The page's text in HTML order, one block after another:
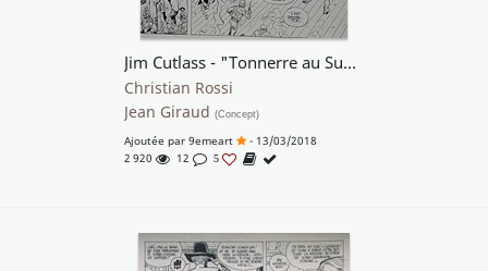
Jim Cutlass - "Tonnerre au Sud" T4
Christian Rossi
Jean Giraud (Concept)
Ajoutée par 9emeart
- 13/03/2018
2 920
12 5